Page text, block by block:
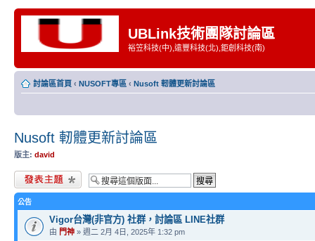
UBLink技術團隊討論區
裕笠科技(中),遠豐科技(北),鉅創科技(南)
討論區首頁 ‹ NUSOFT專區 ‹ Nusoft 軔體更新討論區
Nusoft 軔體更新討論區
版主: david
發表新主題
公告
Vigor台灣(非官方) 社群，討論區 LINE社群
由 門神 » 週二 2月 4日, 2025年 1:32 pm